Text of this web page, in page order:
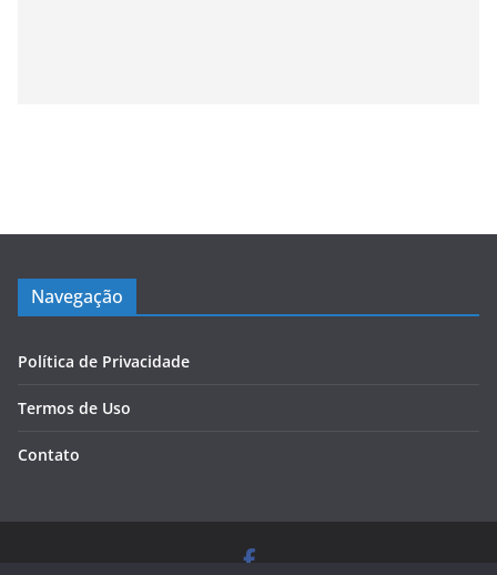
Navegação
Política de Privacidade
Termos de Uso
Contato